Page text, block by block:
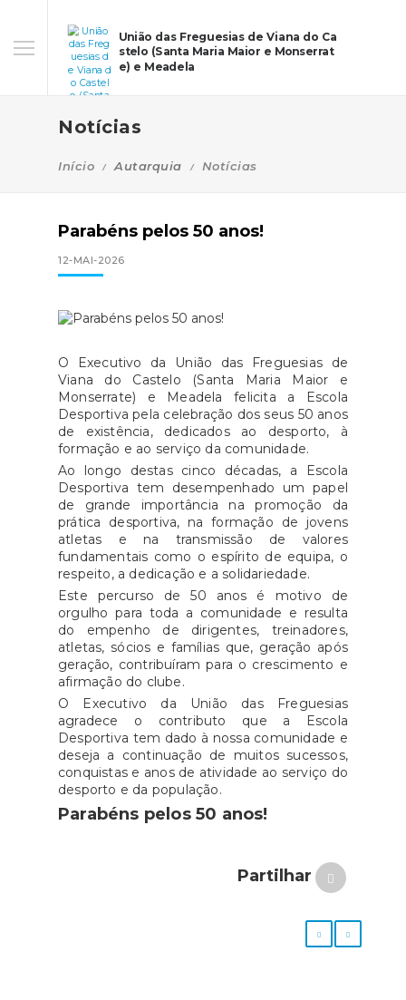
União das Freguesias de Viana do Ca
stelo (Santa Maria Maior e Monserrat
e) e Meadela
Notícias
Início Autarquia Notícias
Parabéns pelos 50 anos!
12-MAI-2026
O Executivo da União das Freguesias de
Viana do Castelo (Santa Maria Maior e
Monserrate) e Meadela felicita a Escola
Desportiva pela celebração dos seus 50 anos
de existência, dedicados ao desporto, à
formação e ao serviço da comunidade.
Ao longo destas cinco décadas, a Escola
Desportiva tem desempenhado um papel
de grande importância na promoção da
prática desportiva, na formação de jovens
atletas e na transmissão de valores
fundamentais como o espírito de equipa, o
respeito, a dedicação e a solidariedade.
Este percurso de 50 anos é motivo de
orgulho para toda a comunidade e resulta
do empenho de dirigentes, treinadores,
atletas, sócios e famílias que, geração após
geração, contribuíram para o crescimento e
afirmação do clube.
O Executivo da União das Freguesias
agradece o contributo que a Escola
Desportiva tem dado à nossa comunidade e
deseja a continuação de muitos sucessos,
conquistas e anos de atividade ao serviço do
desporto e da população.
Parabéns pelos 50 anos!
Partilhar